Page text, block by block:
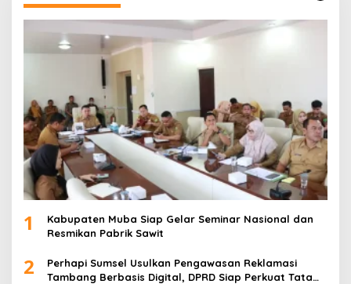
1
Kabupaten Muba Siap Gelar Seminar Nasional dan
Resmikan Pabrik Sawit
2
Perhapi Sumsel Usulkan Pengawasan Reklamasi
Tambang Berbasis Digital, DPRD Siap Perkuat Tata